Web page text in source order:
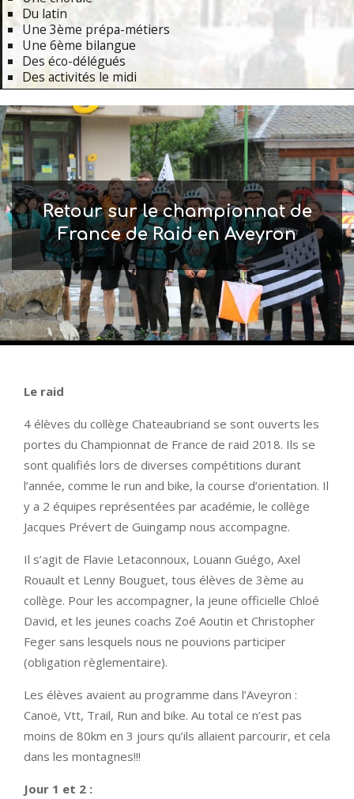
Du latin
Une 3ème prépa-métiers
Une 6ème bilangue
Des éco-délégués
Des activités le midi
Navigation
Menu
Retour sur le championnat de
France de Raid en Aveyron
Le raid
4 élèves du collège Chateaubriand se sont ouverts les
portes du Championnat de France de raid 2018. Ils se
sont qualifiés lors de diverses compétitions durant
l’année, comme le run and bike, la course d’orientation. Il
y a 2 équipes représentées par académie, le collège
Jacques Prévert de Guingamp nous accompagne.
Il s’agit de Flavie Letaconnoux, Louann Guégo, Axel
Rouault et Lenny Bouguet, tous élèves de 3ème au
collège. Pour les accompagner, la jeune officielle Chloé
David, et les jeunes coachs Zoé Aoutin et Christopher
Feger sans lesquels nous ne pouvions participer
(obligation règlementaire).
Les élèves avaient au programme dans l’Aveyron :
Canoë, Vtt, Trail, Run and bike. Au total ce n’est pas
moins de 80km en 3 jours qu’ils allaient parcourir, et cela
dans les montagnes!!!
Jour 1 et 2 :